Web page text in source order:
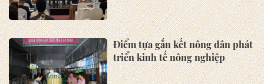
Điểm tựa gắn kết nông dân phát
triển kinh tế nông nghiệp